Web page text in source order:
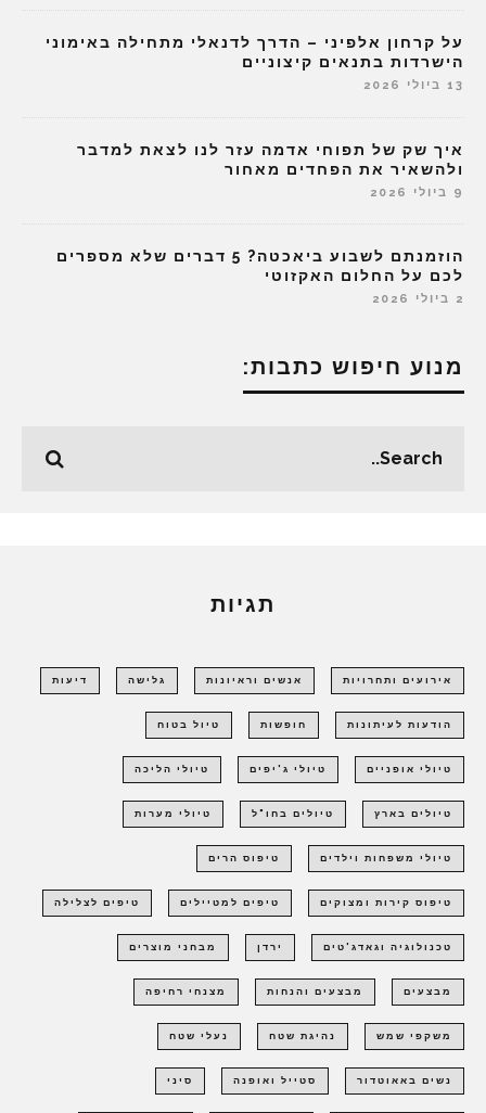
על קרחון אלפיני – הדרך לדנאלי מתחילה באימוני
הישרדות בתנאים קיצוניים
13 ביולי 2026
איך שק של תפוחי אדמה עזר לנו לצאת למדבר
ולהשאיר את הפחדים מאחור
9 ביולי 2026
הוזמנתם לשבוע ביאכטה? 5 דברים שלא מספרים
לכם על החלום האקזוטי
2 ביולי 2026
מנוע חיפוש כתבות:
תגיות
אירועים ותחרויות אנשים וראיונות גלישה דיעות
הודעות לעיתונות חופשות טיול בטוח
טיולי אופניים טיולי ג'יפים טיולי הליכה
טיולים בארץ טיולים בחו"ל טיולי מערות
טיולי משפחות וילדים טיפוס הרים
טיפוס קירות ומצוקים טיפים למטיילים טיפים לצלילה
טכנולוגיה וגאדג'טים ירדן מבחני מוצרים
מבצעים מבצעים והנחות מצנחי רחיפה
משקפי שמש נהיגת שטח נעלי שטח
נשים באאוטדור סטייל ואופנה סיני